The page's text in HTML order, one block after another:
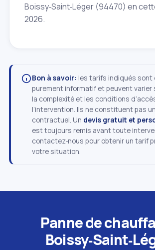
Boissy‑Saint‑Léger (94470) en
2026.
Bon à savoir: les tarifs indiqués sont
purement informatif et peuvent varier
la complexité et les conditions
l’intervention. Ils ne constituent pas
contractuel. Un devis gratuit et
est toujours remis avant toute
contactez‑nous pour obtenir un tarif
votre situation.
Panne de